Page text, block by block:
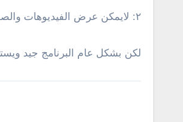
٢: لايمكن عرض الفيديوهات والصور .
لكن بشكل عام البرنامج جيد ويستحق التجربة التقيم في